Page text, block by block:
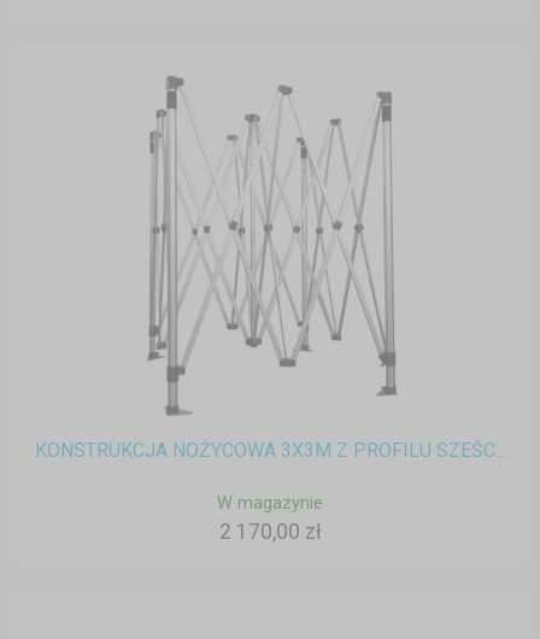
KONSTRUKCJA NOŻYCOWA 3X3M Z PROFILU SZEŚC...
W magazynie
2 170,00 zł